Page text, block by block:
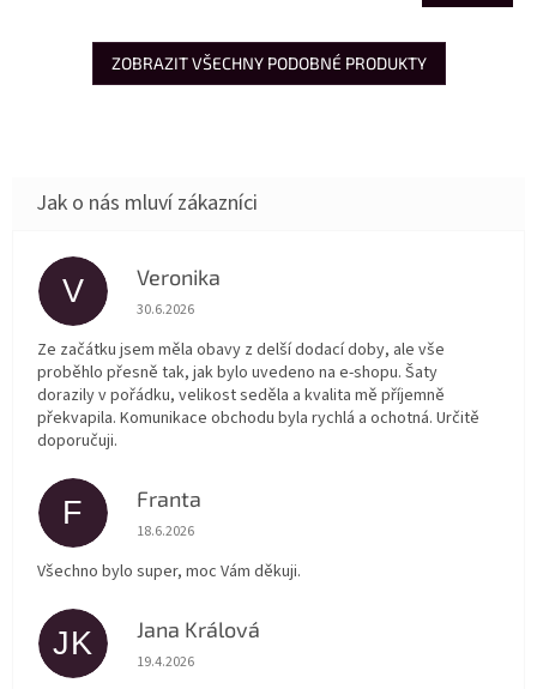
ZOBRAZIT VŠECHNY PODOBNÉ PRODUKTY
V Veronika
Hodnocení obchodu je 5 z 5 hvězdiček.
30.6.2026
Ze začátku jsem měla obavy z delší dodací doby, ale vše
proběhlo přesně tak, jak bylo uvedeno na e-shopu. Šaty
dorazily v pořádku, velikost seděla a kvalita mě příjemně
překvapila. Komunikace obchodu byla rychlá a ochotná. Určitě
doporučuji.
F Franta
Hodnocení obchodu je 5 z 5 hvězdiček.
18.6.2026
Všechno bylo super, moc Vám děkuji.
JK Jana Králová
Hodnocení obchodu je 5 z 5 hvězdiček.
19.4.2026